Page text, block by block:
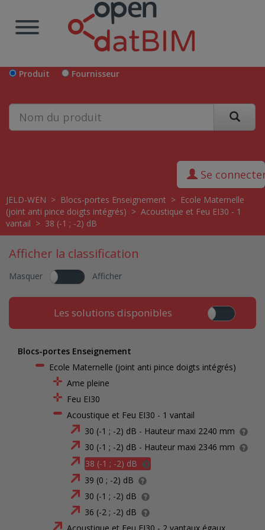
Produit Fournisseur
Se
JELD-WEN > Blocs-portes Enseignement > Ecole Maternelle
(joint anti pince doigts intégrés) > Acoustique et Feu EI30 - 1
vantail > 38 (-1 ; -2) dB
Afficher la classification
Masquer Afficher
Les solutions disponibles
Blocs-portes Enseignement
Ecole Maternelle (joint anti pince doigts intégrés)
Ame pleine
Feu EI30
Acoustique et Feu EI30 - 1 vantail
30 (-1 ; -2) dB - Hauteur maxi 2240 mm
30 (-1 ; -2) dB - Hauteur maxi 2346 mm
38 (-1 ; -2) dB
39 (0 ; -2) dB
30 (-1 ; -2) dB
36 (-2 ; -2) dB